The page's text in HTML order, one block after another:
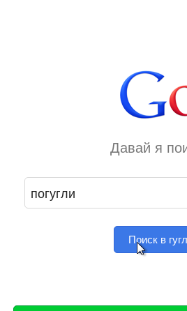
Давай я
Поиск в